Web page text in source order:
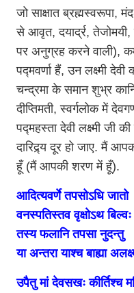
जो साक्षात ब्रह्मस्वरूपा,
से आवृत, दयार्द्र, तेजोमयी,
पर अनुग्रह करने वाली),
पद्मवर्णा हैं, उन लक्ष्मी
चन्द्रमा के समान शुभ्र
दीप्तिमती, स्वर्गलोक में
पद्महस्ता देवी लक्ष्मी जी
दारिद्र्य दूर हो जाए. मैं
हूँ (मैं आपकी शरण में हूँ).
आदित्यवर्णे तपसोऽधि जातो
वनस्पतिस्तव वृक्षोऽथ
तस्य फलानि तपसा नुदन्तु
या अन्तरा याश्च बाह्या
उपैतु मां देवसखः कीर्तिश्च